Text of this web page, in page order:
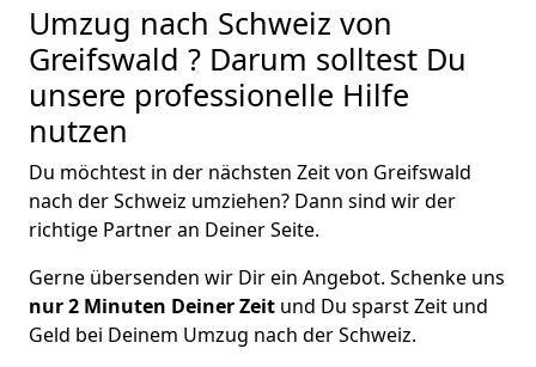
Umzug nach Schweiz von
Greifswald ? Darum solltest Du
unsere professionelle Hilfe
nutzen
Du möchtest in der nächsten Zeit von Greifswald
nach der Schweiz umziehen? Dann sind wir der
richtige Partner an Deiner Seite.
Gerne übersenden wir Dir ein Angebot. Schenke uns
nur2 Minuten Deiner Zeit und Du sparst Zeit und
Geld bei Deinem Umzug nach der Schweiz.